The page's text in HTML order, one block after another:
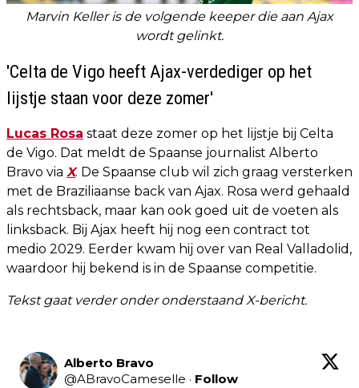
Marvin Keller is de volgende keeper die aan Ajax
wordt gelinkt.
'Celta de Vigo heeft Ajax-verdediger op het
lijstje staan voor deze zomer'
Lucas Rosa staat deze zomer op het lijstje bij Celta
de Vigo. Dat meldt de Spaanse journalist Alberto
Bravo via X. De Spaanse club wil zich graag versterken
met de Braziliaanse back van Ajax. Rosa werd gehaald
als rechtsback, maar kan ook goed uit de voeten als
linksback. Bij Ajax heeft hij nog een contract tot
medio 2029. Eerder kwam hij over van Real Valladolid,
waardoor hij bekend is in de Spaanse competitie.
Tekst gaat verder onder onderstaand X-bericht.
Alberto Bravo
@ABravoCameselle · Follow